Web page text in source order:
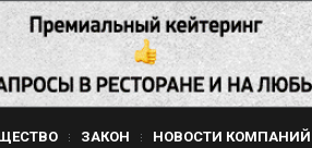
ЗАКОН НОВОСТИ КОМПАНИЙ